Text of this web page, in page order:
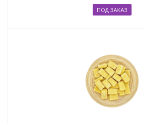
ПОД ЗАКАЗ